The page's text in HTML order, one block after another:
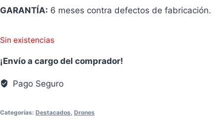
GARANTÍA: 6 meses contra defectos de fabricación.
Sin existencias
¡Envío a cargo del comprador!
Pago Seguro
Categorías: Destacados Drones